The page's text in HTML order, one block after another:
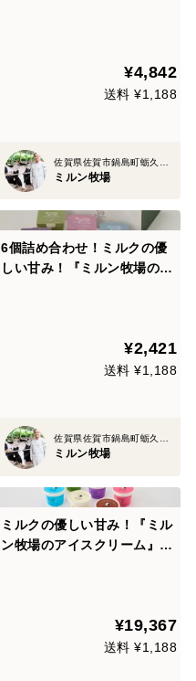
¥4,842
送料 ¥1,188
ミルン牧場
6個詰め合わせ！ミルクの優
しい甘み！『ミルン牧場のア
¥2,421
送料 ¥1,188
佐賀県佐賀市鍋島町蛎久８８３
ミルン牧場
ミルクの優しい甘み！『ミル
ン牧場のアイスクリーム』48
¥19,367
送料 ¥1,188